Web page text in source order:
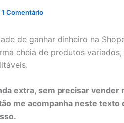
1 Comentário
de ganhar dinheiro na
cheia de produtos
extra, sem precisar vender
me acompanha neste texto